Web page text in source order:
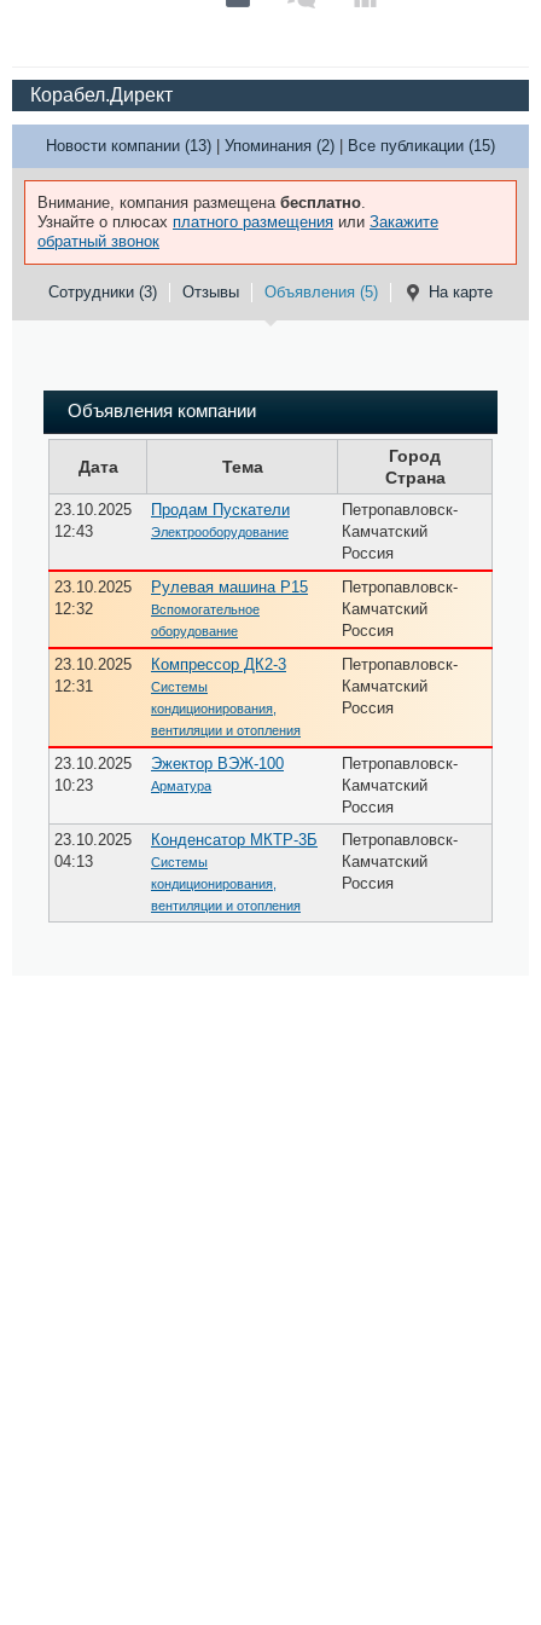
Корабел.Директ
Новости компании (13) Упоминания (2) Все публикации (15)
Внимание, компания размещена бесплатно.
Узнайте о плюсах платного размещения или Закажите
обратный звонок
Сотрудники (3) Отзывы Объявления (5) На карте
Объявления компании
Дата Тема
Город
Страна
23.10.2025
12:43
Продам Пускатели
Электрооборудование
Петропавловск-
Камчатский
Россия
23.10.2025
12:32
Рулевая машина Р15
Вспомогательное
оборудование
Петропавловск-
Камчатский
Россия
23.10.2025
12:31
Компрессор ДК2-3
Системы
кондиционирования,
вентиляции и отопления
Петропавловск-
Камчатский
Россия
23.10.2025
10:23
Эжектор ВЭЖ-100
Арматура
Петропавловск-
Камчатский
Россия
23.10.2025
04:13
Конденсатор МКТР-3Б
Системы
кондиционирования,
вентиляции и отопления
Петропавловск-
Камчатский
Россия